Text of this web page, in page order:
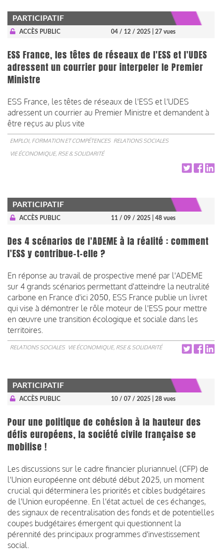
PARTICIPATIF
ACCÈS PUBLIC 04 / 12 / 2025 | 27 vues
ESS France, les têtes de réseaux de l'ESS et l'UDES
adressent un courrier pour interpeler le Premier
Ministre
ESS France, les têtes de réseaux de l'ESS et l'UDES
adressent un courrier au Premier Ministre et demandent à
être reçus au plus vite
EMPLOI, FORMATION ET COMPÉTENCES RELATIONS SOCIALES
VIE ÉCONOMIQUE, RSE & SOLIDARITÉ
PARTICIPATIF
ACCÈS PUBLIC 11 / 09 / 2025 | 48 vues
Des 4 scénarios de l'ADEME à la réalité : comment
l'ESS y contribue-t-elle ?
En réponse au travail de prospective mené par l'ADEME
sur 4 grands scénarios permettant d'atteindre la neutralité
carbone en France d'ici 2050, ESS France publie un livret
qui vise à démontrer le rôle moteur de l'ESS pour mettre
en œuvre une transition écologique et sociale dans les
territoires.
RELATIONS SOCIALES VIE ÉCONOMIQUE, RSE & SOLIDARITÉ
PARTICIPATIF
ACCÈS PUBLIC 10 / 07 / 2025 | 28 vues
Pour une politique de cohésion à la hauteur des
défis européens, la société civile française se
mobilise !
Les discussions sur le cadre financier pluriannuel (CFP) de
l'Union européenne ont débuté début 2025, un moment
crucial qui déterminera les priorités et cibles budgétaires
de l'Union européenne. En l'état actuel de ces échanges,
des signaux de recentralisation des fonds et de potentielles
coupes budgétaires émergent qui questionnent la
pérennité des principaux programmes d'investissement
social.